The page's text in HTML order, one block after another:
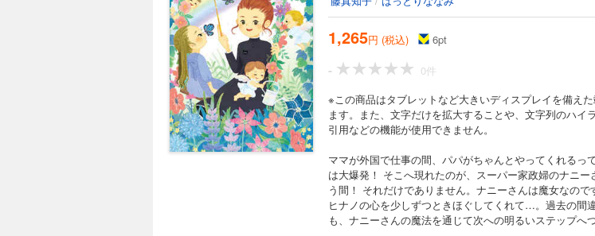
1,265円 (税込) 6pt
-
0件
※この商品はタブレットなど大きいディスプレイを備え
ます。また、文字だけを拡大することや、文字列のハイ
引用などの機能が使用できません。
ママが外国で仕事の間、パパがちゃんとやってくれるっ
は大爆発！ そこへ現れたのが、スーパー家政婦のナニ
う間！ それだけでありません。ナニーさんは魔女なの
ヒナノの心を少しずつときほぐしてくれて…。過去の間
も、ナニーさんの魔法を通じて次への明るいステップへ